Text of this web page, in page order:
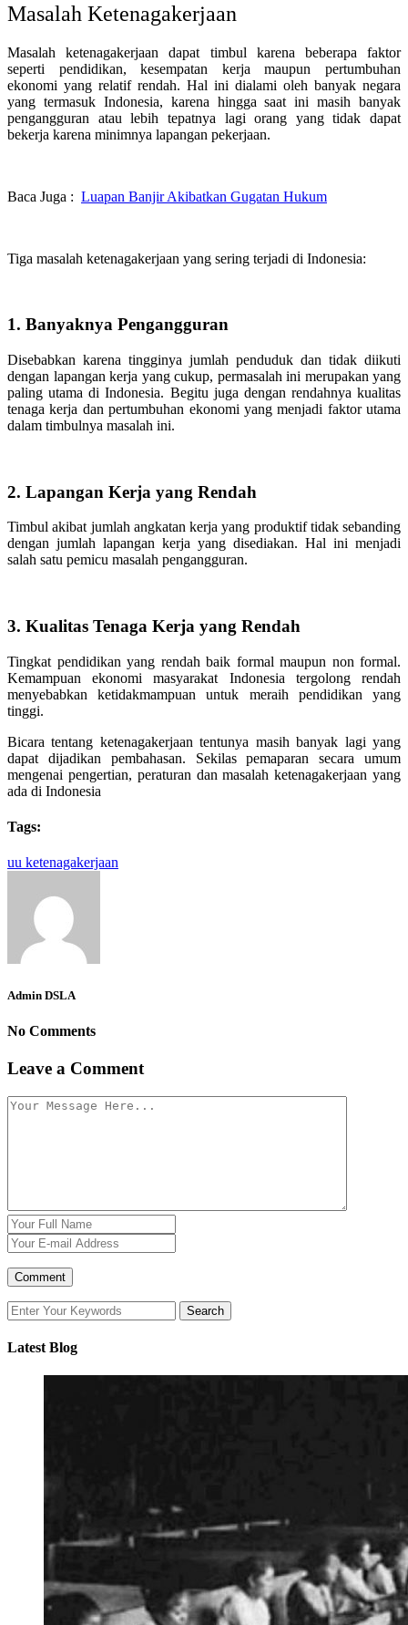
Masalah Ketenagakerjaan
Masalah ketenagakerjaan dapat timbul karena beberapa faktor
seperti pendidikan, kesempatan kerja maupun pertumbuhan
ekonomi yang relatif rendah. Hal ini dialami oleh banyak negara
yang termasuk Indonesia, karena hingga saat ini masih banyak
pengangguran atau lebih tepatnya lagi orang yang tidak dapat
bekerja karena minimnya lapangan pekerjaan.
Baca Juga : Luapan Banjir Akibatkan Gugatan Hukum
Tiga masalah ketenagakerjaan yang sering terjadi di Indonesia:
1. Banyaknya Pengangguran
Disebabkan karena tingginya jumlah penduduk dan tidak diikuti
dengan lapangan kerja yang cukup, permasalah ini merupakan yang
paling utama di Indonesia. Begitu juga dengan rendahnya kualitas
tenaga kerja dan pertumbuhan ekonomi yang menjadi faktor utama
dalam timbulnya masalah ini.
2. Lapangan Kerja yang Rendah
Timbul akibat jumlah angkatan kerja yang produktif tidak sebanding
dengan jumlah lapangan kerja yang disediakan. Hal ini menjadi
salah satu pemicu masalah pengangguran.
3. Kualitas Tenaga Kerja yang Rendah
Tingkat pendidikan yang rendah baik formal maupun non formal.
Kemampuan ekonomi masyarakat Indonesia tergolong rendah
menyebabkan ketidakmampuan untuk meraih pendidikan yang
tinggi.
Bicara tentang ketenagakerjaan tentunya masih banyak lagi yang
dapat dijadikan pembahasan. Sekilas pemaparan secara umum
mengenai pengertian, peraturan dan masalah ketenagakerjaan yang
ada di Indonesia
Tags:
uu ketenagakerjaan
Admin DSLA
No Comments
Leave a Comment
Latest Blog